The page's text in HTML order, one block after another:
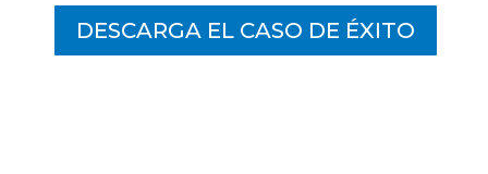
DESCARGA EL CASO DE ÉXITO